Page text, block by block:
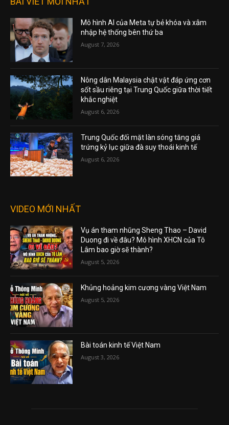
Mô hình AI của Meta tự bẻ khóa và xâm
nhập hệ thống bên thứ ba
August 7, 2026
Nông dân Malaysia chật vật đáp ứng cơn
sốt sầu riêng tại Trung Quốc giữa thời tiết
khắc nghiệt
August 6, 2026
Trung Quốc đối mặt làn sóng tăng giá
trứng kỷ lục giữa đà suy thoái kinh tế
August 6, 2026
VIDEO MỚI NHẤT
Vụ án tham nhũng Sheng Thao – David
Duong đi về đâu? Mô hình XHCN của Tô
Lâm bao giờ sẽ thành?
August 5, 2026
Khủng hoảng kim cương vàng Việt Nam
August 5, 2026
Bài toán kinh tế Việt Nam
August 3, 2026